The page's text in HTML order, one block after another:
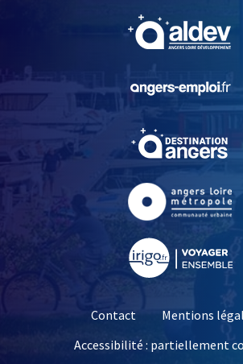
,
Contact
Mentions
Accessibilité : partiellement